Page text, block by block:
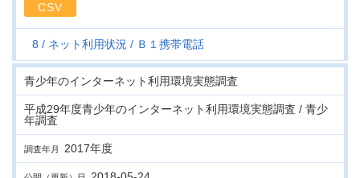
CSV
8 ネット利用状況 Ｂ１携帯電話
青少年のインターネット利用環境実態調査
平成29年度青少年のインターネット利用環境実態調査 / 青少
年調査
調査年月 2017年度